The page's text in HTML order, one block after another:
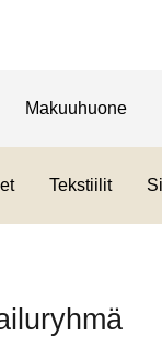
Makuuhuone
Tekstiilit